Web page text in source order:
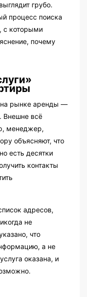
грубо.
процесс поиска
которыми
почему
на рынке аренды —
Внешне всё
менеджер,
объясняют, что
есть десятки
контакты
адресов,
не
что
а не
оказана, и